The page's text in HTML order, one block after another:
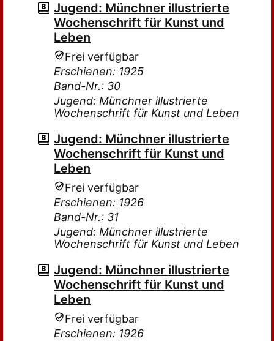
Jugend: Münchner illustrierte
Wochenschrift für Kunst und
Leben
Frei verfügbar
Erschienen: 1925
Band-Nr.: 30
Jugend: Münchner illustrierte
Wochenschrift für Kunst und Leben
Jugend: Münchner illustrierte
Wochenschrift für Kunst und
Leben
Frei verfügbar
Erschienen: 1926
Band-Nr.: 31
Jugend: Münchner illustrierte
Wochenschrift für Kunst und Leben
Jugend: Münchner illustrierte
Wochenschrift für Kunst und
Leben
Frei verfügbar
Erschienen: 1926